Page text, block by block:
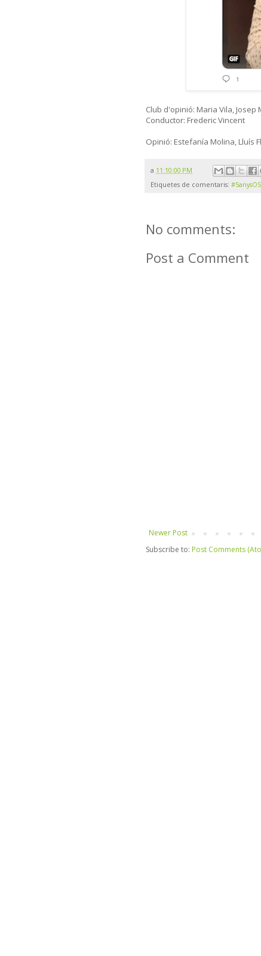
Club d'opinió: Maria Vila,
Conductor: Frederic Vincent
Opinió: Estefanía Molina, Lluís
a 11:10:00 PM
Etiquetes de comentaris:
No comments:
Post a Comment
Newer Post
Subscribe to: Post Comments